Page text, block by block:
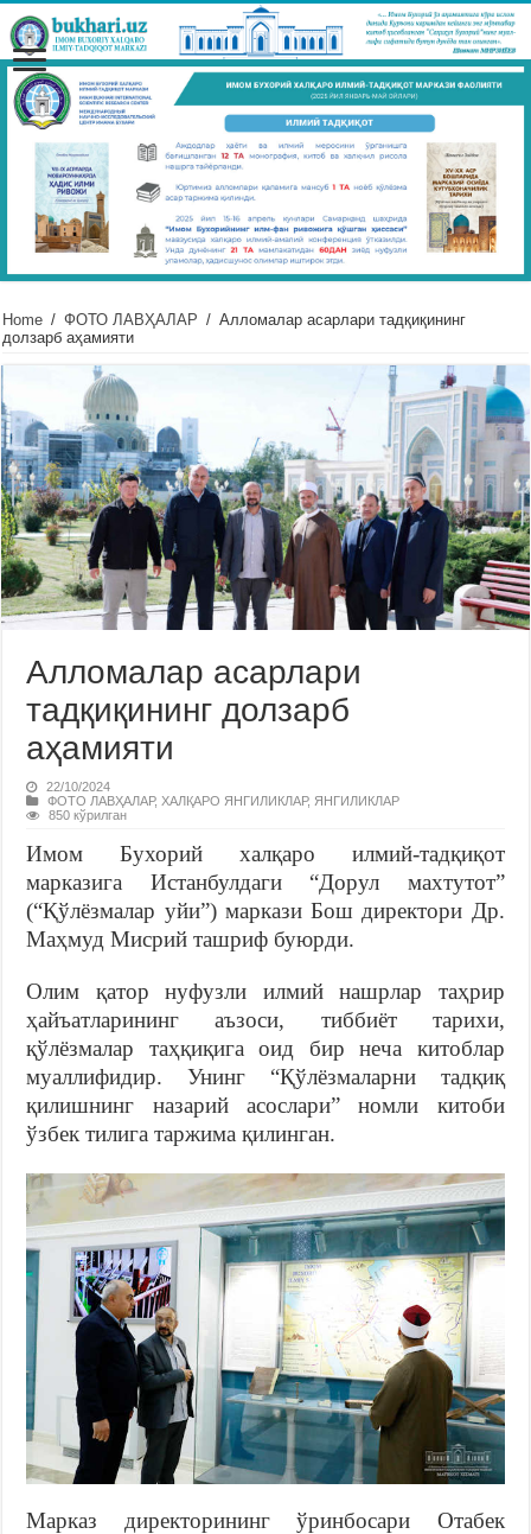
Home / ФОТО ЛАВҲАЛАР / Алломалар асарлари тадқиқининг
долзарб аҳамияти
Алломалар асарлари
тадқиқининг долзарб
аҳамияти
22/10/2024
ФОТО ЛАВҲАЛАР,ХАЛҚАРО ЯНГИЛИКЛАР, ЯНГИЛИКЛАР
850 кўрилган
Имом Бухорий халқаро илмий-тадқиқот
марказига Истанбулдаги “Дорул махтутот”
(“Қўлёзмалар уйи”) маркази Бош директори Др.
Маҳмуд Мисрий ташриф буюрди.
Олим қатор нуфузли илмий нашрлар таҳрир
ҳайъатларининг аъзоси, тиббиёт тарихи,
қўлёзмалар таҳқиқига оид бир неча китоблар
муаллифидир. Унинг “Қўлёзмаларни тадқиқ
қилишнинг назарий асослари” номли китоби
ўзбек тилига таржима қилинган.
Марказ директорининг ўринбосари Отабек